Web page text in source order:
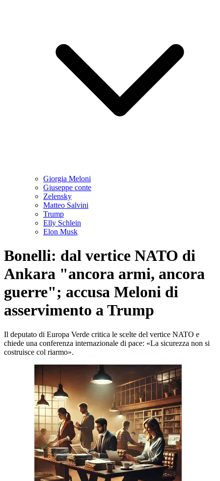
Giorgia Meloni
Giuseppe conte
Zelensky
Matteo Salvini
Trump
Elly Schlein
Elon Musk
Bonelli: dal vertice NATO di
Ankara "ancora armi, ancora
guerre"; accusa Meloni di
asservimento a Trump
Il deputato di Europa Verde critica le scelte del vertice NATO e
chiede una conferenza internazionale di pace: «La sicurezza non si
costruisce col riarmo».